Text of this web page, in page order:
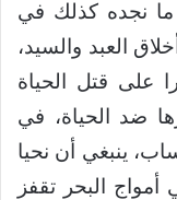
ما نجده كذلك في
العبد والسيد،
على قتل الحياة
ضد الحياة، في
ينبغي أن نحيا
أمواج البحر تقفز